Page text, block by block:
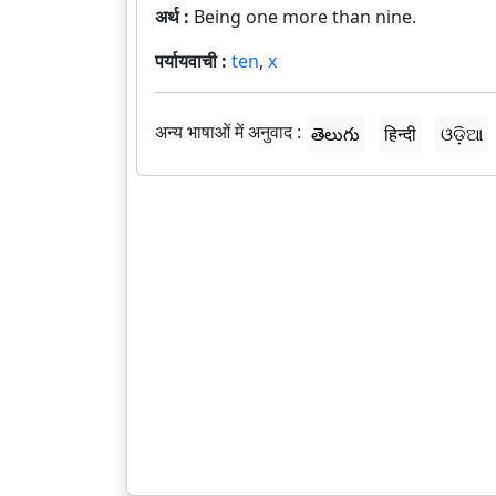
अर्थ : Being one more than nine.
पर्यायवाची : ten, x
अन्य भाषाओं में अनुवाद : తెలుగు हिन्दी ଓଡ଼ିଆ